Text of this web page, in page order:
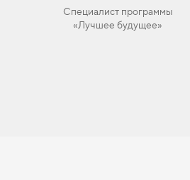
Специалист программы
«Лучшее будущее»